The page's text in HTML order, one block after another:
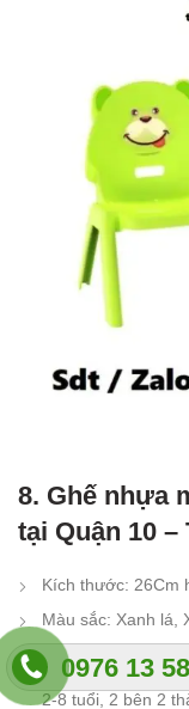
0976 13
8. Ghế nhựa
tại Quận 10 –
Kích thước: 26Cm
Màu sắc: Xanh lá,
Lòng ghế được
hơn, chân ghế
2-8 tuổi, 2 bên 2